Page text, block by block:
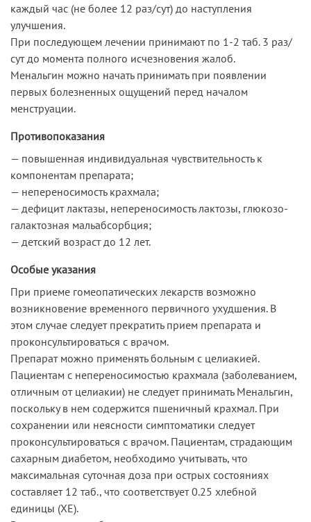
каждый час (не более 12 раз/сут) до наступления
улучшения.
При последующем лечении принимают по 1-2 таб. 3 раз/
сут до момента полного исчезновения жалоб.
Менальгин можно начать принимать при появлении
первых болезненных ощущений перед началом
менструации.
Противопоказания
— повышенная индивидуальная чувствительность к
компонентам препарата;
— непереносимость крахмала;
— дефицит лактазы, непереносимость лактозы, глюкозо-
галактозная мальабсорбция;
— детский возраст до 12 лет.
Особые указания
При приеме гомеопатических лекарств возможно
возникновение временного первичного ухудшения. В
этом случае следует прекратить прием препарата и
проконсультироваться с врачом.
Препарат можно применять больным с целиакией.
Пациентам с непереносимостью крахмала (заболеванием,
отличным от целиакии) не следует принимать Менальгин,
поскольку в нем содержится пшеничный крахмал. При
сохранении или неясности симптоматики следует
проконсультироваться с врачом. Пациентам, страдающим
сахарным диабетом, необходимо учитывать, что
максимальная суточная доза при острых состояниях
составляет 12 таб., что соответствует 0.25 хлебной
единицы (ХЕ).